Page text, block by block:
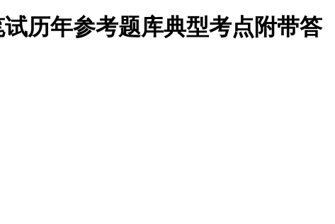
历年参考题库典型考点附带答